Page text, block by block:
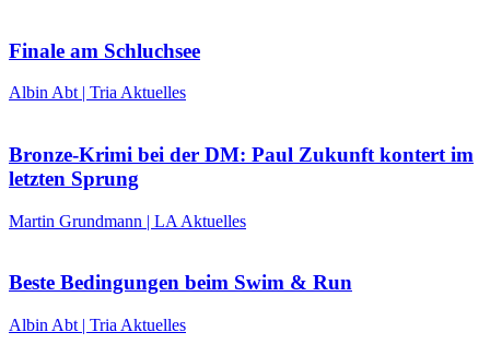
Finale am Schluchsee
Albin Abt | Tria Aktuelles
Bronze-Krimi bei der DM: Paul Zukunft kontert im
letzten Sprung
Martin Grundmann | LA Aktuelles
Beste Bedingungen beim Swim & Run
Albin Abt | Tria Aktuelles